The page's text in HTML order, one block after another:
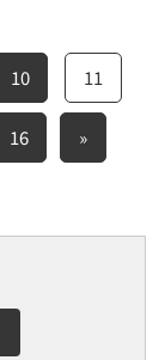
10 11
16 »